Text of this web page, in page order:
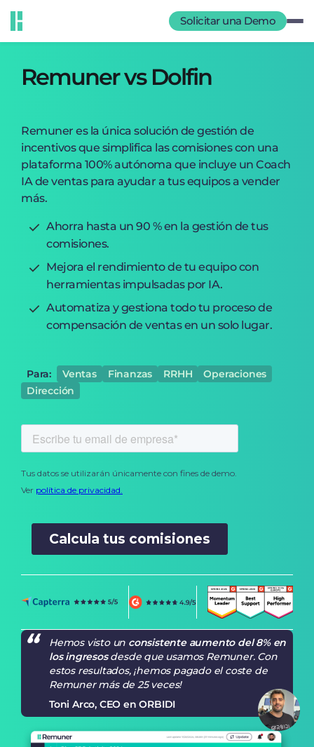
Solicitar una Demo
Remuner vs Dolfin
Remuner es la única solución de gestión de
incentivos que simplifica las comisiones con una
plataforma 100% autónoma que incluye un Coach
IA de ventas para ayudar a tus equipos a vender
más.
Ahorra hasta un 90 % en la gestión de tus
comisiones.
Mejora el rendimiento de tu equipo con
herramientas impulsadas por IA.
Automatiza y gestiona todo tu proceso de
compensación de ventas en un solo lugar.
Para: Ventas Finanzas RRHH
Operaciones
Dirección
Hemos visto un consistente aumento del 8% en
los ingresosdesde que usamos Remuner. Con
estos resultados, ¡hemos pagado el coste de
Remuner más de 25 veces!
Toni Arco, CEO en ORBIDI